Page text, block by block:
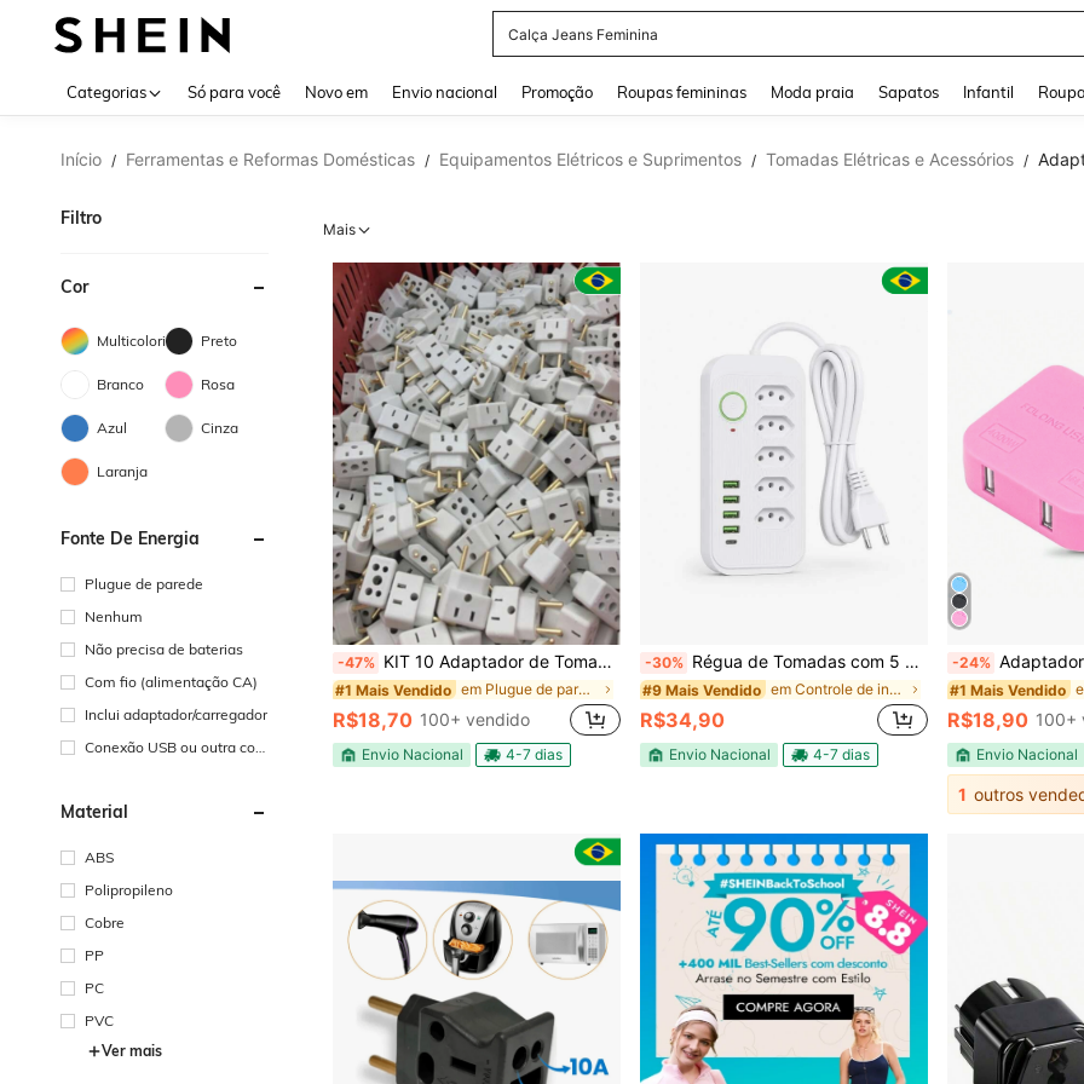
Calça Jeans Feminina
Categorias Só para você Novo em Envio nacional Promoção Roupas femininas Moda praia Sapatos Infantil
Início / Ferramentas e Reformas Domésticas / Equipamentos Elétricos e Suprimentos / Tomadas Elétricas e Acessórios /
Filtro
Cor
Multicolorido Preto
Branco Rosa
Azul Cinza
Laranja
Fonte De Energia
Plugue de parede
Nenhum
Não precisa de baterias
Com fio (alimentação CA)
Inclui adaptador/carregador
Conexão USB ou outra con
Material
ABS
Polipropileno
Cobre
PP
PC
PVC
Ver mais
Mais
-47% KIT 10 Adaptador de Tomada Benjamin Bob Esponja Universal 10A e 20A
#1 Mais Vendido em Plugue de parede Adaptadores e tomadas múltipla
R$18,70 100+ vendido
Envio Nacional 4-7 dias
-30% Régua de Tomadas com 5 Entradas 4 USB + 1 USB-C Cabo 1,9m Bivolt com Interruptor Branca
#9 Mais Vendido em Controle de interruptor Tomadas elétricas e ace
R$34,90
Envio Nacional 4-7 dias
-24% Adaptador De Tomada Usb Benjamin
#1 Mais Vendido
#1 Mais Vendido
#1 Mais Vendido
#1 Mais Vendido
R$18,90 100+
Envio Nacional
1 outros